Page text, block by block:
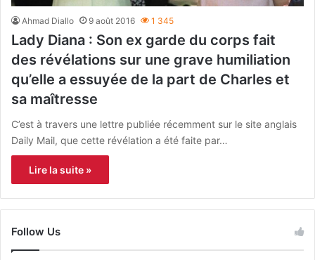
Ahmad Diallo 9 août 2016 1 345
Lady Diana : Son ex garde du corps fait
des révélations sur une grave humiliation
qu’elle a essuyée de la part de Charles et
sa maîtresse
C’est à travers une lettre publiée récemment sur le site anglais
Daily Mail, que cette révélation a été faite par…
Lire la suite »
Follow Us